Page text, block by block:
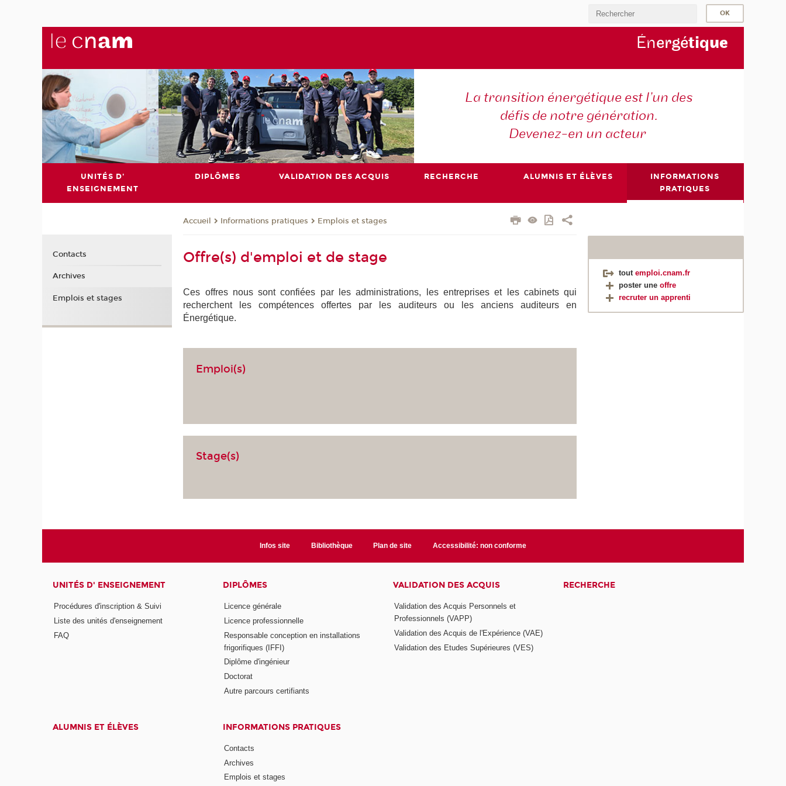
Énergétique
La transition énergétique est l’un des
défis de notre génération.
Devenez-en un acteur
UNITÉS D'
ENSEIGNEMENT
DIPLÔMES VALIDATION DES ACQUIS RECHERCHE ALUMNIS ET ÉLÈVES
INFORMATIONS
PRATIQUES
Accueil Informations pratiques Emplois et stages
Offre(s) d'emploi et de stage
Ces offres nous sont confiées par les administrations, les entreprises et les cabinets qui
recherchent les compétences offertes par les auditeurs ou les anciens auditeurs en
Énergétique.
Emploi(s)
Stage(s)
toutemploi.cnam.fr
poster uneoffre
recruter un apprenti
Contacts
Archives
Emplois et stages
Infos site Bibliothèque Plan de site Accessibilité: non conforme
UNITÉS D' ENSEIGNEMENT
Procédures d'inscription & Suivi
Liste des unités d'enseignement
FAQ
DIPLÔMES
Licence générale
Licence professionnelle
Responsable conception en installations
frigorifiques (IFFI)
Diplôme d'ingénieur
Doctorat
Autre parcours certifiants
VALIDATION DES ACQUIS
Validation des Acquis Personnels et
Professionnels (VAPP)
Validation des Acquis de l'Expérience (VAE)
Validation des Etudes Supérieures (VES)
RECHERCHE
ALUMNIS ET ÉLÈVES INFORMATIONS PRATIQUES
Contacts
Archives
Emplois et stages